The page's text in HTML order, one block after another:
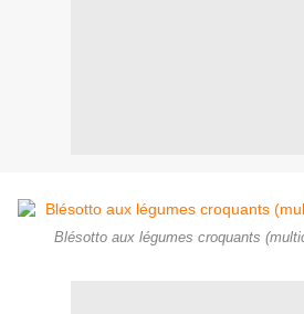
Blésotto aux légumes croquants